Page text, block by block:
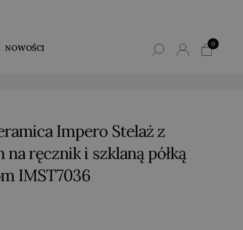
NOWOŚCI 0
Impero Stelaż z
na ręcznik i szklaną półką
IMST7036